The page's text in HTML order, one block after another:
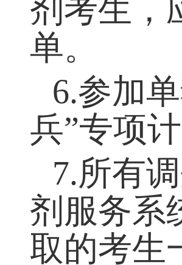
5.对申
剂考生，
单。
6.
参加
兵”专项
7.所有